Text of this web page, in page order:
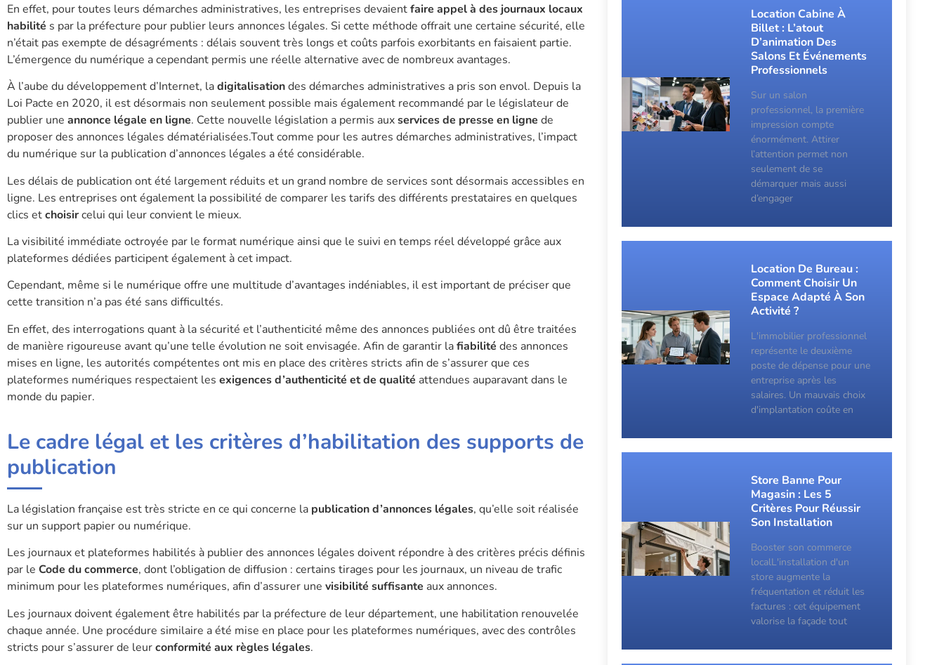
En effet, pour toutes leurs démarches administratives, les entreprises devaientfaire appel à des journaux locaux
habilité s par la préfecture pour publier leurs annonces légales. Si cette méthode offrait une certaine sécurité, elle
n’était pas exempte de désagréments : délais souvent très longs et coûts parfois exorbitants en faisaient partie.
L’émergence du numérique a cependant permis une réelle alternative avec de nombreux avantages.
À l’aube du développement d’Internet, ladigitalisationdes démarches administratives a pris son envol. Depuis la
Loi Pacte en 2020, il est désormais non seulement possible mais également recommandé par le législateur de
publier une annonce légale en ligne. Cette nouvelle législation a permis auxservices de presse en ligne de
proposer des annonces légales dématérialisées.Tout comme pour les autres démarches administratives, l’impact
du numérique sur la publication d’annonces légales a été considérable.
Les délais de publication ont été largement réduits et un grand nombre de services sont désormais accessibles en
ligne. Les entreprises ont également la possibilité de comparer les tarifs des différents prestataires en quelques
clics etchoisircelui qui leur convient le mieux.
La visibilité immédiate octroyée par le format numérique ainsi que le suivi en temps réel développé grâce aux
plateformes dédiées participent également à cet impact.
Cependant, même si le numérique offre une multitude d’avantages indéniables, il est important de préciser que
cette transition n’a pas été sans difficultés.
En effet, des interrogations quant à la sécurité et l’authenticité même des annonces publiées ont dû être traitées
de manière rigoureuse avant qu’une telle évolution ne soit envisagée. Afin de garantir lafiabilité des annonces
mises en ligne, les autorités compétentes ont mis en place des critères stricts afin de s’assurer que ces
plateformes numériques respectaient les exigences d’authenticité et de qualité attendues auparavant dans le
monde du papier.
Le cadre légal et les critères d’habilitation des supports de
publication
La législation française est très stricte en ce qui concerne la publication d’annonces légales, qu’elle soit réalisée
sur un support papier ou numérique.
Les journaux et plateformes habilités à publier des annonces légales doivent répondre à des critères précis définis
par le Code du commerce, dont l’obligation de diffusion : certains tirages pour les journaux, un niveau de trafic
minimum pour les plateformes numériques, afin d’assurer une visibilité suffisante aux annonces.
Les journaux doivent également être habilités par la préfecture de leur département, une habilitation renouvelée
chaque année. Une procédure similaire a été mise en place pour les plateformes numériques, avec des contrôles
stricts pour s’assurer de leurconformité aux règles légales.
Location Cabine À
Billet : L’atout
D’animation Des
Salons Et Événements
Professionnels
Sur un salon
professionnel, la première
impression compte
énormément. Attirer
l’attention permet non
seulement de se
démarquer mais aussi
d’engager
Location De Bureau :
Comment Choisir Un
Espace Adapté À Son
Activité ?
L'immobilier professionnel
représente le deuxième
poste de dépense pour une
entreprise après les
salaires. Un mauvais choix
d'implantation coûte en
Store Banne Pour
Magasin : Les 5
Critères Pour Réussir
Son Installation
Booster son commerce
localL'installation d'un
store augmente la
fréquentation et réduit les
factures : cet équipement
valorise la façade tout